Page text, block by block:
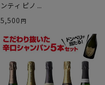
ンティ ピノ ...
5,500